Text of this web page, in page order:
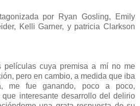
por Ryan Gosling, Emily
Kelli Garner, y patricia Clarkson
películas cuya premisa a mí no me
pero en cambio, a medida que iba
me fue ganando, poco a poco,
que interesante desarrollo del delirio